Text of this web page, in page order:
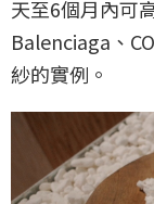
天至6個月內可
Balenciaga、
紗的實例。